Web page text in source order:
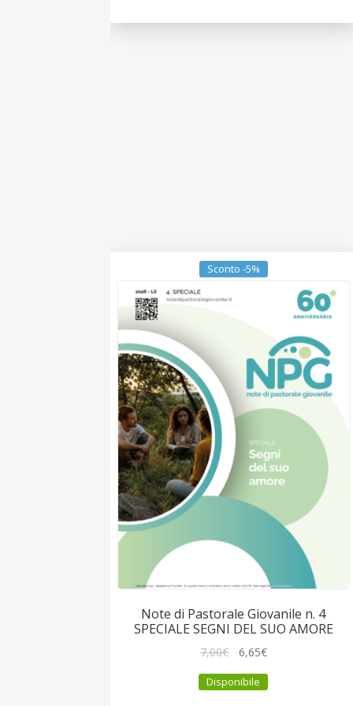
Sconto -5%
Note di Pastorale Giovanile n. 4
SPECIALE SEGNI DEL SUO AMORE
7,00€
originale
6,65€Il
attuale
Disponibile